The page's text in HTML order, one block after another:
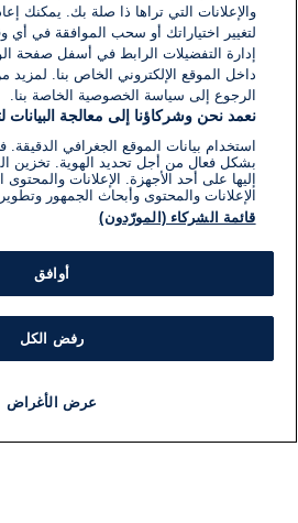
والإعلانات التي تراها ذا صلة بك. يمكنك
لتغيير اختياراتك أو سحب الموافقة في
إدارة التفضيلات الرابط في أسفل صفحة
داخل الموقع الإلكتروني الخاص بنا. لمزيد
الرجوع إلى سياسة الخصوصية الخاصة بنا.
نعمد نحن وشركاؤنا إلى معالجة البيانات
استخدام بيانات الموقع الجغرافي
بشكل فعال من أجل تحديد الهوية. تخزين
إليها على أحد الأجهزة. الإعلانات
الإعلانات والمحتوى وأبحاث الجمهور
قائمة الشركاء (المورّدون)
أوافق
رفض الكل
عرض الأغراض